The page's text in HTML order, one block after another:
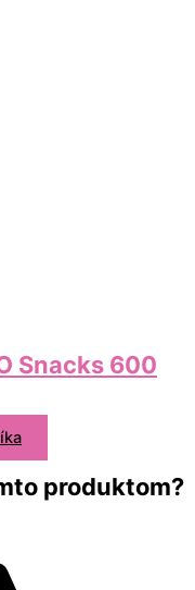
Snacks 600
produktom?